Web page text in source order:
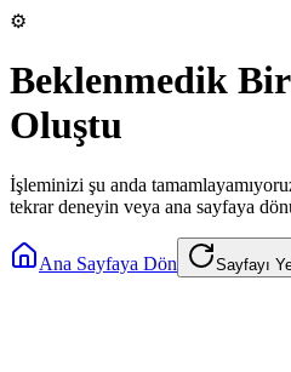
⚙️
Beklenmedik
Oluştu
İşleminizi şu anda
tekrar deneyin veya ana sayfaya
Ana Sayfaya Dön Sayfayı